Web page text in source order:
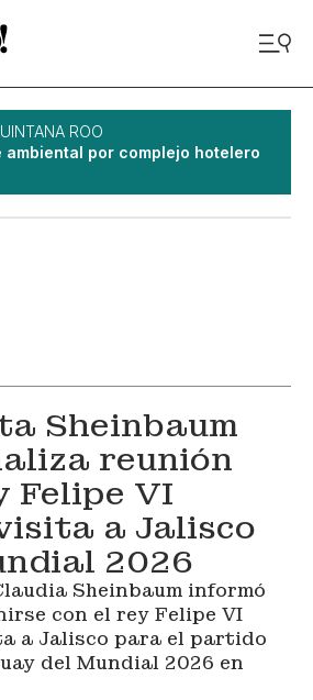
ROO
ambiental por complejo hotelero
Sheinbaum
reunión
Felipe VI
a Jalisco
2026
Sheinbaum informó
con el rey Felipe VI
a Jalisco para el partido
del Mundial 2026 en